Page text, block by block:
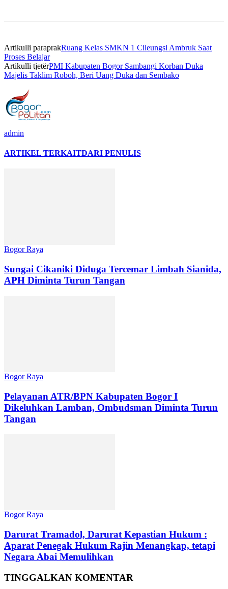
Artikulli paraprakRuang Kelas SMKN 1 Cileungsi Ambruk Saat
Proses Belajar
Artikulli tjetërPMI Kabupaten Bogor Sambangi Korban Duka
Majelis Taklim Roboh, Beri Uang Duka dan Sembako
admin
ARTIKEL TERKAITDARI PENULIS
Bogor Raya
Sungai Cikaniki Diduga Tercemar Limbah Sianida,
APH Diminta Turun Tangan
Bogor Raya
Pelayanan ATR/BPN Kabupaten Bogor I
Dikeluhkan Lamban, Ombudsman Diminta Turun
Tangan
Bogor Raya
Darurat Tramadol, Darurat Kepastian Hukum :
Aparat Penegak Hukum Rajin Menangkap, tetapi
Negara Abai Memulihkan
TINGGALKAN KOMENTAR